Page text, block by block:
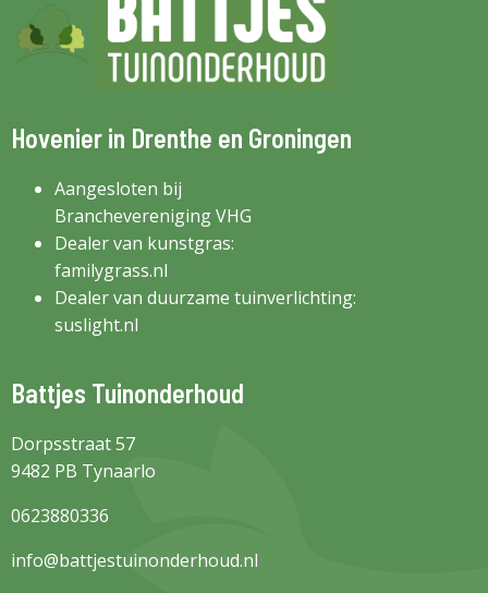
Hovenier in Drenthe en Groningen
Aangesloten bij
Branchevereniging VHG
Dealer van kunstgras:
familygrass.nl
Dealer van duurzame tuinverlichting:
suslight.nl
Battjes Tuinonderhoud
Dorpsstraat 57
9482 PB Tynaarlo
0623880336
info@battjestuinonderhoud.nl